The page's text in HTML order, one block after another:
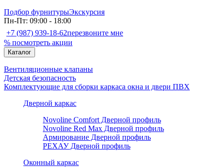
Подбор фурнитурыЭкскурсия
Пн-Пт: 09:00 - 18:00
+7 (987) 939-18-62перезвоните мне
% посмотреть акции
Каталог
Вентиляционные клапаны
Детская безопасность
Комплектующие для сборки каркаса окна и двери ПВХ
Дверной каркас
Novoline Comfort Дверной профиль
Novoline Red Мax Дверной профиль
Армирование Дверной профиль
РЕХАУ Дверной профиль
Оконный каркас